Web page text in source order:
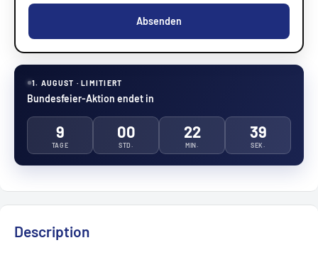
Absenden
1. AUGUST · LIMITIERT
Bundesfeier-Aktion endet in
9
TAGE
00
STD.
22
MIN.
38
SEK.
Description